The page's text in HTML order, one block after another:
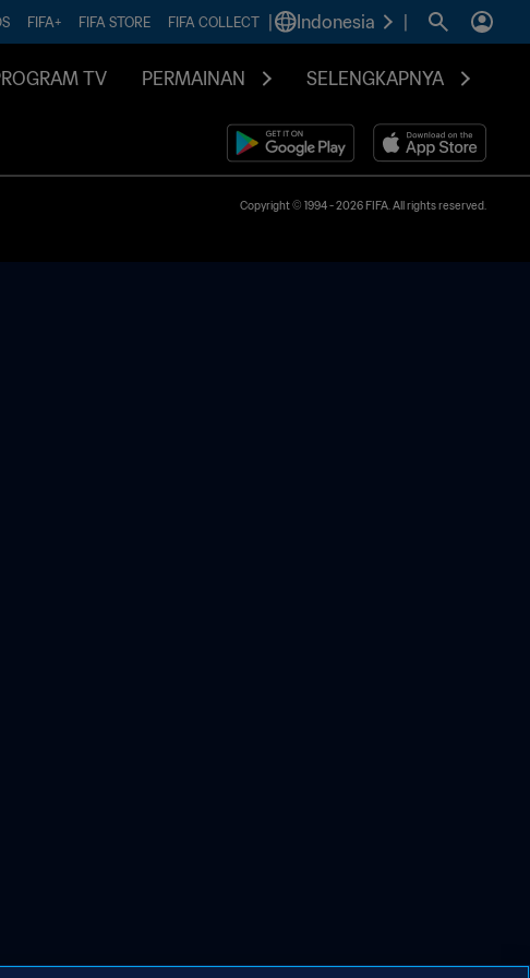
FIFA+ FIFA STORE FIFA COLLECT Indonesia
TV PERMAINAN SELENGKAPNYA
Copyright © 1994 - 2026 FIFA. All rights reserved.